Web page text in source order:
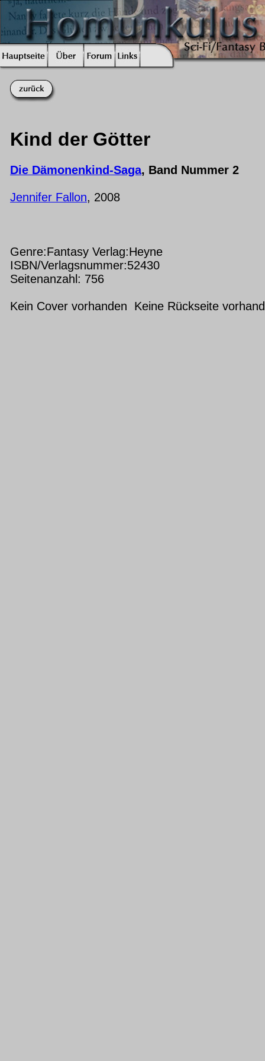
Kind der Götter
Die Dämonenkind-Saga, Band Nummer 2
Jennifer Fallon, 2008
Genre:Fantasy Verlag:Heyne
ISBN/Verlagsnummer:52430
Seitenanzahl: 756
Kein Cover vorhanden Keine Rückseite